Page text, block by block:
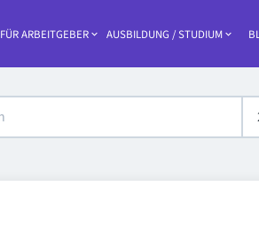
Haupt-Navigation
FÜR ARBEITGEBER AUSBILDUNG / STUDIUM